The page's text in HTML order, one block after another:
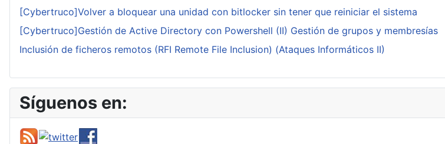
[Cybertruco]Volver a bloquear una unidad con bitlocker sin tener que reiniciar el sistema
[Cybertruco]Gestión de Active Directory con Powershell (II) Gestión de grupos y membresías
Inclusión de ficheros remotos (RFI Remote File Inclusion) (Ataques Informáticos II)
Síguenos en: